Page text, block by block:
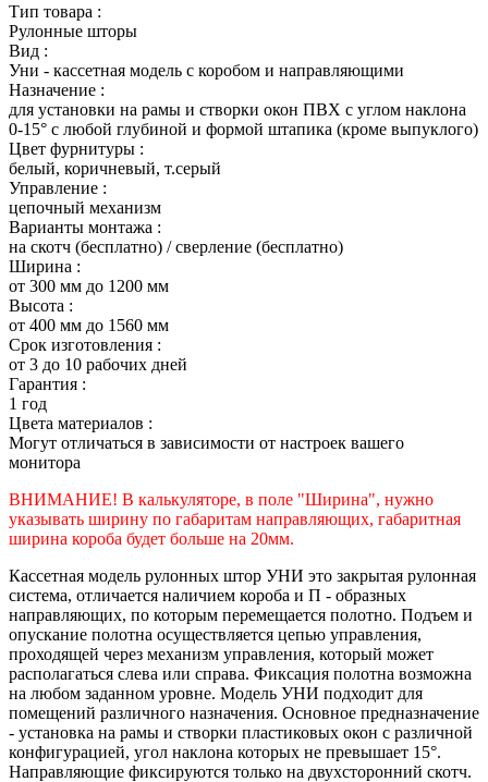
Тип товара :
Рулонные шторы
Вид :
Уни - кассетная модель с коробом и направляющими
Назначение :
для установки на рамы и створки окон ПВХ с углом наклона
0-15° с любой глубиной и формой штапика (кроме выпуклого)
Цвет фурнитуры :
белый, коричневый, т.серый
Управление :
цепочный механизм
Варианты монтажа :
на скотч (бесплатно) / сверление (бесплатно)
Ширина :
от 300 мм до 1200 мм
Высота :
от 400 мм до 1560 мм
Срок изготовления :
от 3 до 10 рабочих дней
Гарантия :
1 год
Цвета материалов :
Могут отличаться в зависимости от настроек вашего
монитора
ВНИМАНИЕ! В калькуляторе, в поле "Ширина", нужно
указывать ширину по габаритам направляющих, габаритная
ширина короба будет больше на 20мм.
Кассетная модель рулонных штор УНИ это закрытая рулонная
система, отличается наличием короба и П - образных
направляющих, по которым перемещается полотно. Подъем и
опускание полотна осуществляется цепью управления,
проходящей через механизм управления, который может
располагаться слева или справа. Фиксация полотна возможна
на любом заданном уровне. Модель УНИ подходит для
помещений различного назначения. Основное предназначение
- установка на рамы и створки пластиковых окон с различной
конфигурацией, угол наклона которых не превышает 15°.
Направляющие фиксируются только на двухсторонний скотч.